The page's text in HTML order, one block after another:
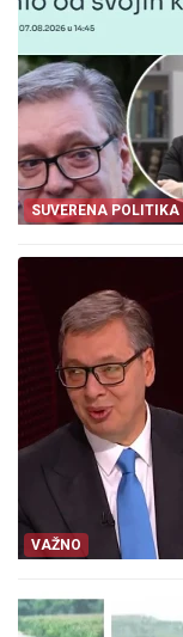
SUVERENA POLITIKA
VAŽNO